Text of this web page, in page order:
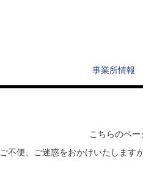
事業所情報
こちらのペー
ご不便、ご迷惑をおかけいたします